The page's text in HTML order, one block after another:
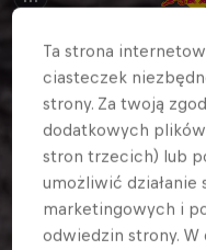
Ta strona
ciasteczek
strony. Za twoją
dodatkowych
stron trzecich) lub
umożliwić działanie
marketingowych i
odwiedzin strony.